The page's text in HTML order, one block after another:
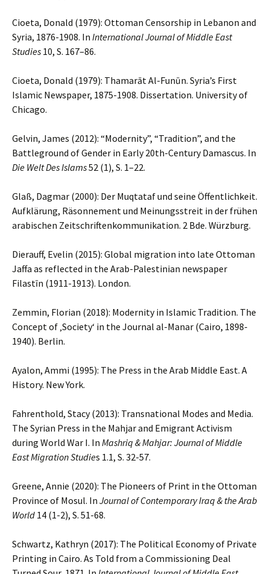
Cioeta, Donald (1979): Ottoman Censorship in Lebanon and
Syria, 1876-1908. In International Journal of Middle East
Studies 10, S. 167–86.
Cioeta, Donald (1979): Thamarāt Al-Funūn. Syria’s First
Islamic Newspaper, 1875-1908. Dissertation. University of
Chicago.
Gelvin, James (2012): “Modernity”, “Tradition”, and the
Battleground of Gender in Early 20th-Century Damascus. In
Die Welt Des Islams52 (1), S. 1–22.
Glaß, Dagmar (2000): Der Muqtataf und seine Öffentlichkeit.
Aufklärung, Räsonnement und Meinungsstreit in der frühen
arabischen Zeitschriftenkommunikation. 2 Bde. Würzburg.
Dierauff, Evelin (2015): Global migration into late Ottoman
Jaffa as reflected in the Arab-Palestinian newspaper
Filastīn (1911-1913). London.
Zemmin, Florian (2018): Modernity in Islamic Tradition. The
Concept of ‚Society‘ in the Journal al-Manar (Cairo, 1898-
1940). Berlin.
Ayalon, Ammi (1995): The Press in the Arab Middle East. A
History. New York.
Fahrenthold, Stacy (2013): Transnational Modes and Media.
The Syrian Press in the Mahjar and Emigrant Activism
during World War I. In Mashriq & Mahjar: Journal of Middle
East Migration Studies 1.1, S. 32-57.
Greene, Annie (2020): The Pioneers of Print in the Ottoman
Province of Mosul. In Journal of Contemporary Iraq & the Arab
World 14 (1-2), S. 51-68.
Schwartz, Kathryn (2017): The Political Economy of Private
Printing in Cairo. As Told from a Commissioning Deal